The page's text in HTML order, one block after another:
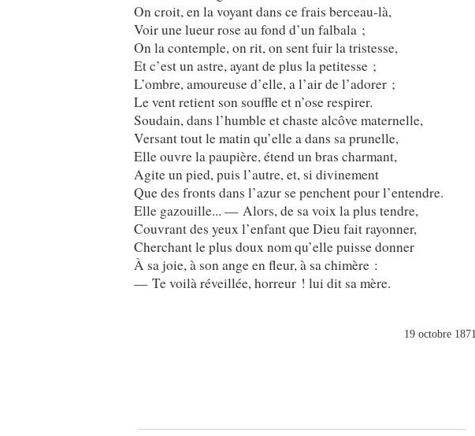
On croit, en la voyant dans ce frais berceau-là,
Voir une lueur rose au fond d’un falbala ;
On la contemple, on rit, on sent fuir la tristesse,
Et c’est un astre, ayant de plus la petitesse ;
L’ombre, amoureuse d’elle, a l’air de l’adorer ;
Le vent retient son souffle et n’ose respirer.
Soudain, dans l’humble et chaste alcôve maternelle,
Versant tout le matin qu’elle a dans sa prunelle,
Elle ouvre la paupière, étend un bras charmant,
Agite un pied, puis l’autre, et, si divinement
Que des fronts dans l’azur se penchent pour l’entendre.
Elle gazouille... — Alors, de sa voix la plus tendre,
Couvrant des yeux l’enfant que Dieu fait rayonner,
Cherchant le plus doux nom qu’elle puisse donner
À sa joie, à son ange en fleur, à sa chimère :
— Te voilà réveillée, horreur ! lui dit sa mère.
19 octobre 1871.